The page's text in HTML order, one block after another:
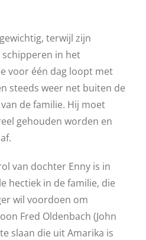
terwijl zijn
in het
voor één dag loopt met
steeds weer net buiten de
de familie. Hij moet
gehouden worden en
van dochter Enny is in
hectiek in de familie, die
wil voordoen om
Fred Oldenbach (John
slaan die uit Amarika is